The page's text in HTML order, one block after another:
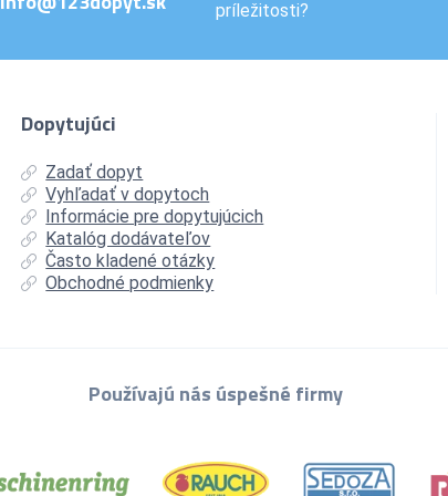
príležitosti?
Dopytujúci
Zadať dopyt
Vyhľadať v dopytoch
Informácie pre dopytujúcich
Katalóg dodávateľov
Často kladené otázky
Obchodné podmienky
Používajú nás úspešné firmy